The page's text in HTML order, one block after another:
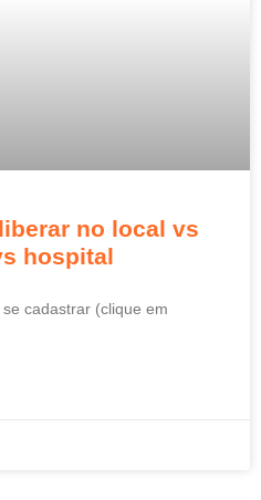
no local vs
hospital
cadastrar (clique em